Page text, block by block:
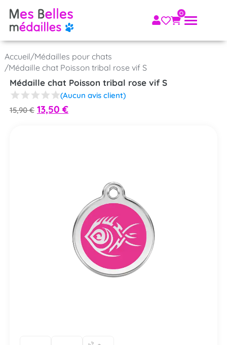
Accueil/Médailles pour chats
/Médaille chat Poisson tribal rose vif S
Médaille chat Poisson tribal rose vif S
(Aucun avis client)
15,90€ 13,50 €